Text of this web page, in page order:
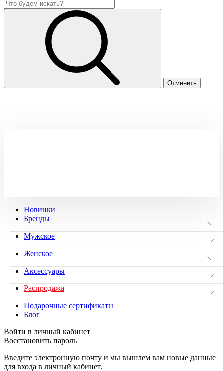
Новинки
Бренды
Мужское
Женское
Аксессуары
Распродажа
Подарочные сертификаты
Блог
Войти в личный кабинет
Восстановить пароль
Введите электронную почту и мы вышлем вам новые данные
для входа в личный кабинет.